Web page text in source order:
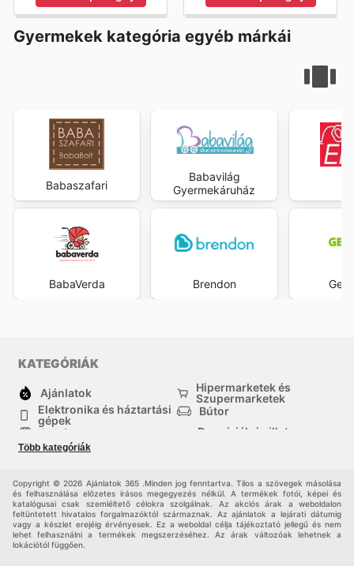
Gyermekek kategória egyéb márkái
Babaszafari
BabaVerda
Babavilág
Gyermekáruház
Brendon
KATEGÓRIÁK
Ajánlatok
Hipermarketek és
Szupermarketek
Elektronika és háztartási
gépek
Bútor
Ruházat
Drogériák és illatszer-
háztartási cikkek
Több kategóriák
Copyright © 2026 Ajánlatok 365 .Minden jog fenntartva. Tilos a szövegek másolása
és felhasználása előzetes írásos megegyezés nélkül. A termékek fotói, képei és
katalógusai csak szemléltető célokra szolgálnak. Az akciós árak a weboldalon
feltüntetett hivatalos forgalmazóktól származnak. Az ajánlatok a lejárati dátumig
vagy a készlet erejéig érvényesek. Ez a weboldal célja tájékoztató jellegű és nem
lehet felhasználni a termékek megszerzéséhez. Az árak változóak lehetnek a
lokációtól függően.